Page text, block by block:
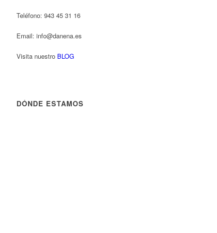
Teléfono: 943 45 31 16
Email: info@danena.es
Visita nuestro BLOG
DÓNDE ESTAMOS